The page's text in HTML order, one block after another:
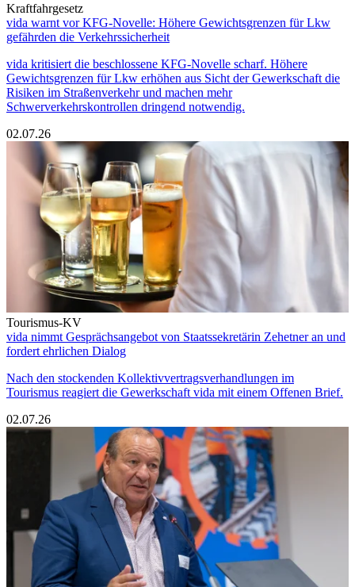
Kraftfahrgesetz
vida warnt vor KFG-Novelle: Höhere Gewichtsgrenzen für Lkw
gefährden die Verkehrssicherheit
vida kritisiert die beschlossene KFG-Novelle scharf. Höhere
Gewichtsgrenzen für Lkw erhöhen aus Sicht der Gewerkschaft die
Risiken im Straßenverkehr und machen mehr
Schwerverkehrskontrollen dringend notwendig.
02.07.26
Tourismus-KV
vida nimmt Gesprächsangebot von Staatssekretärin Zehetner an und
fordert ehrlichen Dialog
Nach den stockenden Kollektivvertragsverhandlungen im
Tourismus reagiert die Gewerkschaft vida mit einem Offenen Brief.
02.07.26